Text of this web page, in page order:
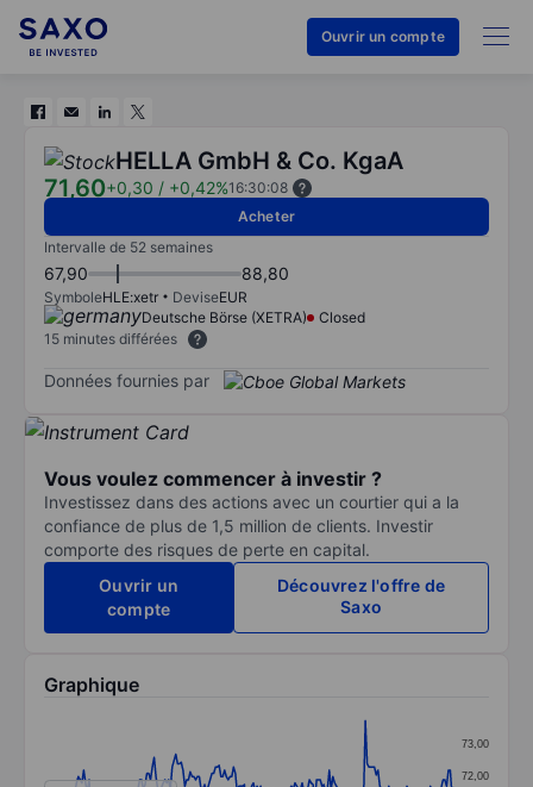
Ouvrir un compte
HELLA GmbH & Co. KgaA
71,60+0,30 / +0,42%16:30:08
Acheter
Intervalle de 52 semaines
67,90 88,80
SymboleHLE:xetr DeviseEUR
Deutsche Börse (XETRA)
Closed
15 minutes différées
Données fournies par
Vous voulez commencer à investir ?
Investissez dans des actions avec un courtier qui a la
confiance de plus de 1,5 million de clients. Investir
comporte des risques de perte en capital.
Ouvrir un
compte
Découvrez l'offre de
Saxo
Graphique
Line chart with 229 data points.
72,00
73,00